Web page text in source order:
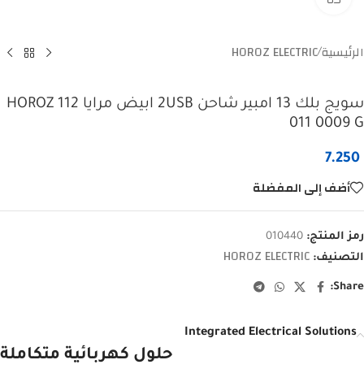
الرئيسية/
HOROZ ELECTRIC
سويج بلك 13 امبير شاحن 2USB ابيض مرايا HOROZ 112
011 0009 G
7.250
أضف إلى المفضلة
رمز المنتج: 010440
التصنيف: HOROZ ELECTRIC
Share:
Integrated Electrical Solutions
حلول كهربائية متكاملة